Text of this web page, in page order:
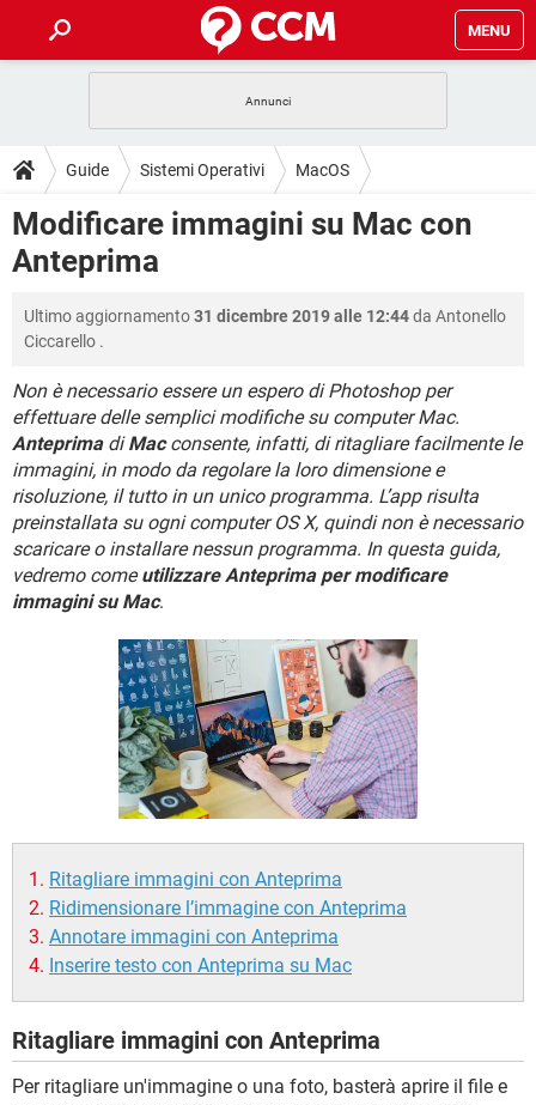
MENU
INTRATTENIMENTO ANDROID
iOS WINDOWS 10
INSTAGRAM
HARDWARE
GUIDE
COVID-19
INTRATTENIMENTO ANDROID
INSTAGRAM WHATSAPP
HARDWARE
DOWNLOAD
COVID-19
iOS
INSTAGRAM WHATSAPP
TIKTOK FACEBOOK
HARDWARE
FORUM
COVID-19 GAMING
iOS WINDOWS 10
INSTAGRAM WHATSAPP
TIKTOK FACEBOOK
HARDWARE
GLOSSARIO
COVID-19 GAMING
INTRATTENIMENTO ANDROID
iOS WINDOWS 10
INSTAGRAM WHATSAPP
TIKTOK FACEBOOK
HARDWARE
Guide Sistemi Operativi MacOS
Modificare immagini su Mac con
Anteprima
Ultimo aggiornamento31 dicembre 2019 alle 12:44da Antonello
Ciccarello .
Non è necessario essere un espero di Photoshop per
effettuare delle semplici modifiche su computer Mac.
AnteprimadiMacconsente, infatti, di ritagliare facilmente le
immagini, in modo da regolare la loro dimensione e
risoluzione, il tutto in un unico programma. L’app risulta
preinstallata su ogni computer OS X, quindi non è necessario
scaricare o installare nessun programma. In questa guida,
vedremo comeutilizzare Anteprima per modificare
immagini su Mac.
Ritagliare immagini con Anteprima
Ridimensionare l’immagine con Anteprima
Annotare immagini con Anteprima
Inserire testo con Anteprima su Mac
Ritagliare immagini con Anteprima
Per ritagliare un'immagine o una foto, basterà aprire il file e